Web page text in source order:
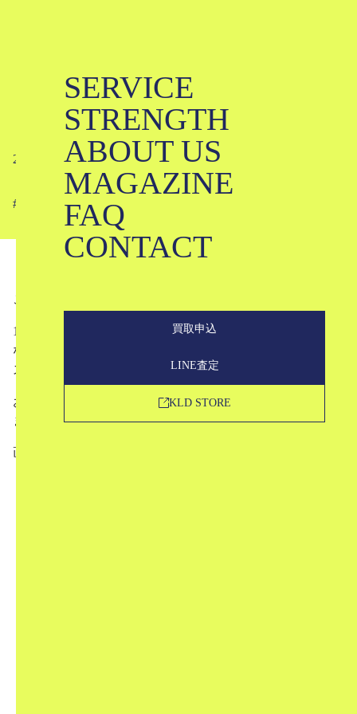
SERVICE
STRENGTH
ABOUT US
MAGAZINE
FAQ
CONTACT
買取申込
LINE査定
KLD STORE
【スナップ】名古屋 POPUP STORE
｜2024.10.18-
2024-10-28
#
こんにちは。ブランド古着買取専門店KLDです。
10月18日からの3日間、中部電力 MIRAI TOWERにておこ
なわれたポップアップストアにご来場いただいた皆さまの
スナップをご紹介します。
お越しくださった皆さま、お写真撮らせて下さった皆さ
ま、本当にありがとうございました！
画像をタップすると詳細に飛びます。